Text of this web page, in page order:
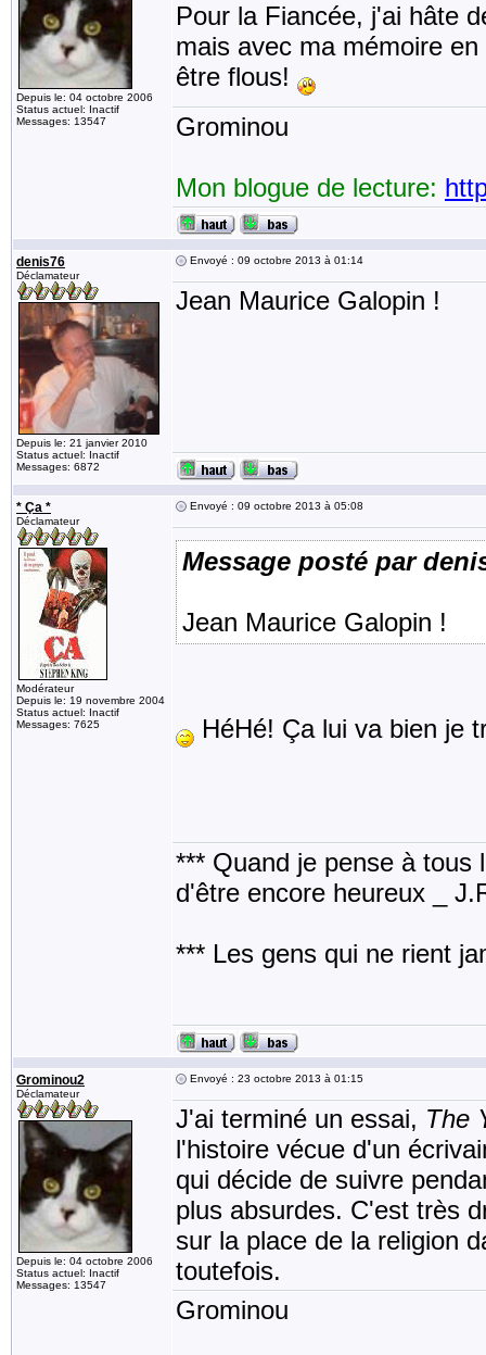
Depuis le: 04 octobre 2006
Status actuel: Inactif
Messages: 13547
Pour la Fiancée, j'ai hâte
mais avec ma mémoire
être flous!
Grominou
Mon blogue de lecture:
denis76
Déclamateur
Depuis le: 21 janvier 2010
Status actuel: Inactif
Messages: 6872
Envoyé : 09 octobre 2013 à 01:14
Jean Maurice Galopin !
* Ça *
Déclamateur
Modérateur
Depuis le: 19 novembre 2004
Status actuel: Inactif
Messages: 7625
Envoyé : 09 octobre 2013 à 05:08
Message posté par
Jean Maurice Galopin !
HéHé! Ça lui va bien je
*** Quand je pense à tous
d'être encore heureux _
*** Les gens qui ne rient
Grominou2
Déclamateur
Depuis le: 04 octobre 2006
Status actuel: Inactif
Messages: 13547
Envoyé : 23 octobre 2013 à 01:15
J'ai terminé un essai, The
l'histoire vécue d'un
qui décide de suivre
plus absurdes. C'est très
sur la place de la religion
toutefois.
Grominou